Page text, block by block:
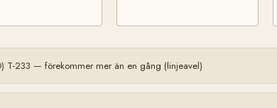
T-233 — förekommer mer än en gång (linjeavel)